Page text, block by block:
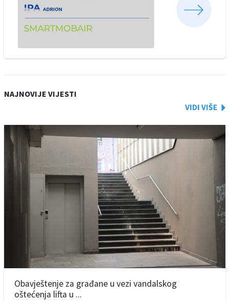
NAJNOVIJE VIJESTI
Obavještenje za građane u vezi vandalskog
oštećenja lifta u ...